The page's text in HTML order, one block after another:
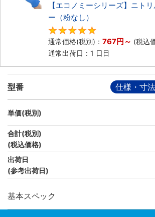
【エコノミーシリーズ】ニト
ー（粉なし）
通常価格(税別)： 767円 ～ (税込
通常出荷日：1 日目
型番 仕様・寸
単価(税別)
合計(税別)
(税込価格)
出荷日
(参考出荷日)
基本スペック